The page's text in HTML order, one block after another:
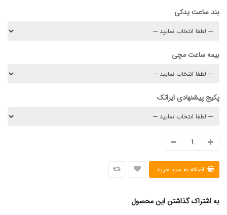
بند ساعت یدکی
بیمه ساعت مچی
پکیج پیشنهادی ایراتک
به اشتراک گذاشتن این محصول